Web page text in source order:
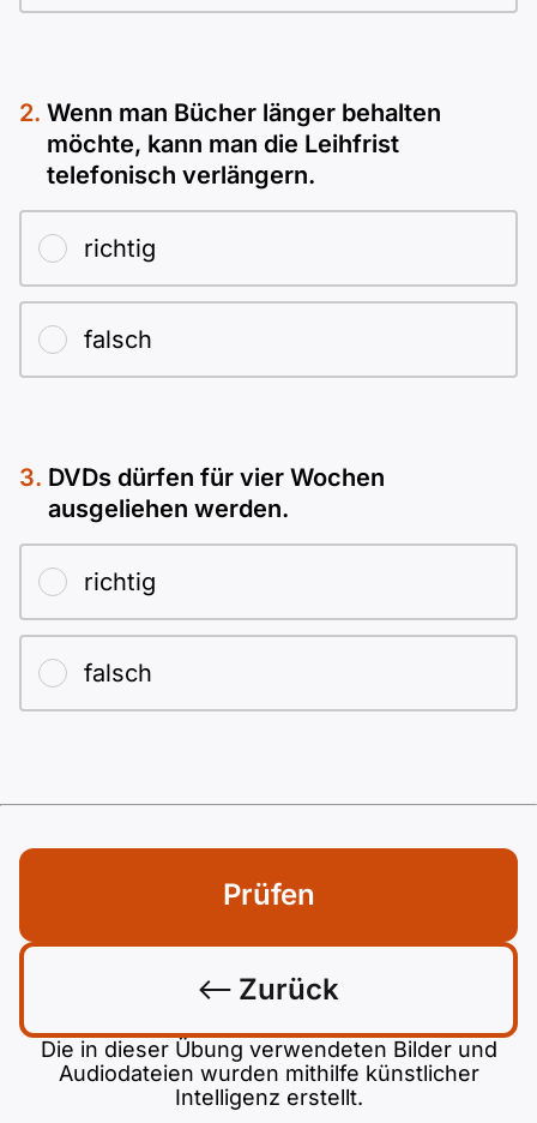
Wenn man Bücher länger behalten
möchte, kann man die Leihfrist
telefonisch verlängern.
richtig
falsch
DVDs dürfen für vier Wochen
ausgeliehen werden.
richtig
falsch
Zurück
Prüfen
Die in dieser Übung verwendeten Bilder und
Audiodateien wurden mithilfe künstlicher
Intelligenz erstellt.